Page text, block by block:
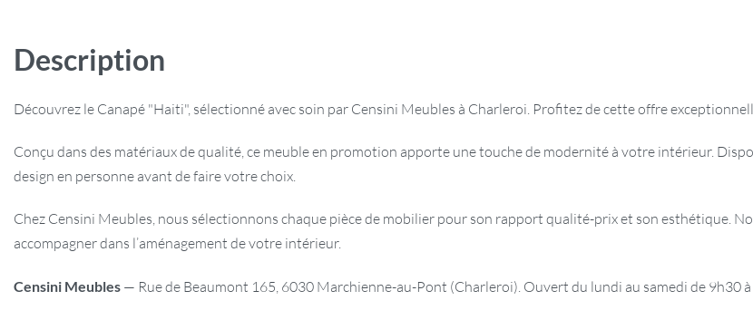
Description
Découvrez le Canapé "Haiti", sélectionné avec soin par Censini Meubles à Charleroi. Profitez de cette offre
Conçu dans des matériaux de qualité, ce meuble en promotion apporte une touche de modernité à votre intérieur.
design en personne avant de faire votre choix.
Chez Censini Meubles, nous sélectionnons chaque pièce de mobilier pour son rapport qualité-prix et son esthétique.
accompagner dans l’aménagement de votre intérieur.
Censini Meubles — Rue de Beaumont 165, 6030 Marchienne-au-Pont (Charleroi). Ouvert du lundi au samedi de 9h30